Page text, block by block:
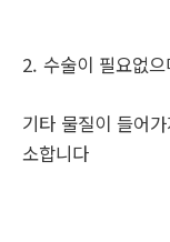
2. 수술이 필요없
기타 물질이 들어
소합니다